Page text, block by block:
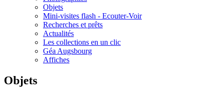
Objets
Mini-visites flash - Ecouter-Voir
Recherches et prêts
Actualités
Les collections en un clic
Géa Augsbourg
Affiches
Objets